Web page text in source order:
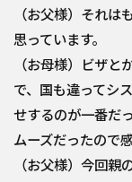
（お父様）それ
思っています。
（お母様）ビザと
で、国も違ってシ
せするのが一番だ
ムーズだったので
（お父様）今回親